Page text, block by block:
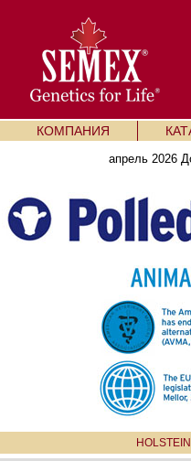
КОМПАНИЯ
апрель 2026
HOLSTEIN